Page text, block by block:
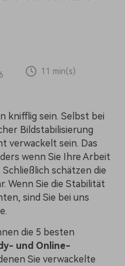
11 min(s)
knifflig sein. Selbst bei
Bildstabilisierung
verwackelt sein. Das
wenn Sie Ihre Arbeit
schätzen die
Wenn Sie die Stabilität
sind Sie bei uns
die 5 besten
und Online-
Sie verwackelte